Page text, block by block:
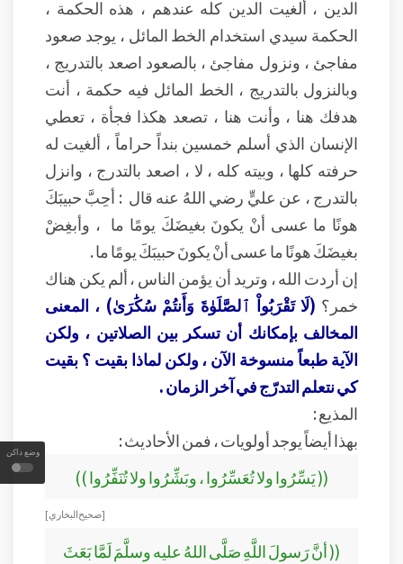
وضع داكن
الدين ، ألغيت الدين كله عندهم ، هذه الحكمة ،
الحكمة سيدي استخدام الخط المائل ، يوجد صعود
مفاجئ ، ونزول مفاجئ ، بالصعود اصعد بالتدريج ،
وبالنزول بالتدريج ، الخط المائل فيه حكمة ، أنت
هدفك هنا ، وأنت هنا ، تصعد هكذا فجأة ، تعطي
الإنسان الذي أسلم خمسين بنداً حراماً ، ألغيت له
حرفته كلها ، وبيته كله ، لا ، اصعد بالتدرج ، وانزل
بالتدرج ، عن عليٍّ رضي اللهُ عنه قال : أحِبَّ حبيبَكَ
هونًا ما عسى أنْ يكونَ بغيضَكَ يومًا ما ، وأبغِضْ
بغيضَكَ هونًا ما عسى أنْ يكونَ حبيبَكَ يومًا ما .
إن أردت الله ، وتريد أن يؤمن الناس ، ألم يكن هناك
خمر؟ (لَا تَقْرَبُواْ ٱلصَّلَوٰةَ وَأَنتُمْ سُكَٰرَىٰ) ، المعنى
المخالف بإمكانك أن تسكر بين الصلاتين ، ولكن
الآية طبعاً منسوخة الآن ، ولكن لماذا بقيت ؟ بقيت
كي نتعلم التدرّج في آخر الزمان .
المذيع :
بهذا أيضاً يوجد أولويات ، فمن الأحاديث :
(( يَسِّرُوا ولا تُعَسِّرُوا ، وبَشِّرُوا ولا تُنَفِّرُوا ))
[ صحيح البخاري ]
(( أنَّ رَسولَ اللَّهِ صَلَّى اللهُ عليه وسلَّمَ لَمَّا بَعَثَ